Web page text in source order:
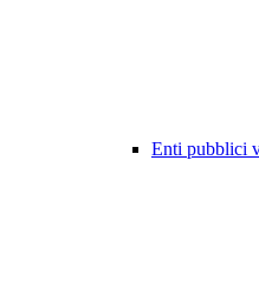
Enti pubblici